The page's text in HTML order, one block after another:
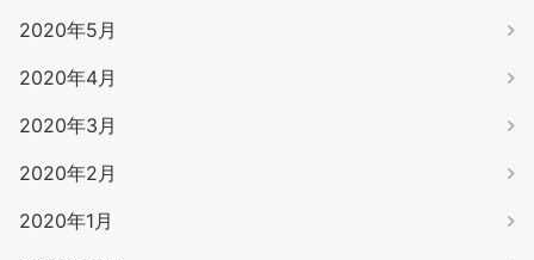
2020年5月
2020年4月
2020年3月
2020年2月
2020年1月